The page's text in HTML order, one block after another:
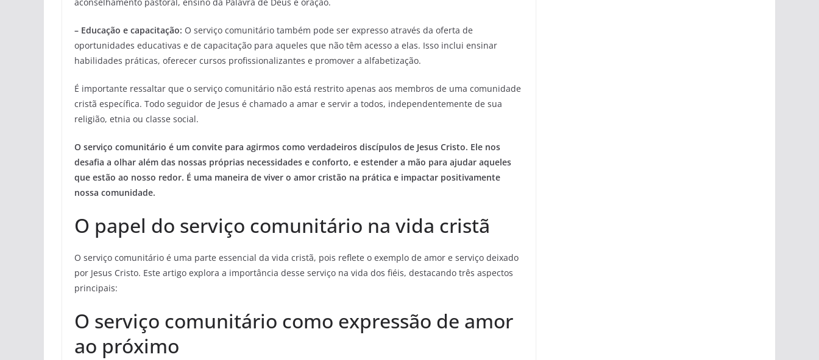
– Educação e capacitação: O serviço comunitário também pode ser expresso através da oferta de
oportunidades educativas e de capacitação para aqueles que não têm acesso a elas. Isso inclui ensinar
habilidades práticas, oferecer cursos profissionalizantes e promover a alfabetização.
É importante ressaltar que o serviço comunitário não está restrito apenas aos membros de uma comunidade
cristã específica. Todo seguidor de Jesus é chamado a amar e servir a todos, independentemente de sua
religião, etnia ou classe social.
O serviço comunitário é um convite para agirmos como verdadeiros discípulos de Jesus Cristo. Ele nos
desafia a olhar além das nossas próprias necessidades e conforto, e estender a mão para ajudar aqueles
que estão ao nosso redor. É uma maneira de viver o amor cristão na prática e impactar positivamente
nossa comunidade.
O papel do serviço comunitário na vida cristã
O serviço comunitário é uma parte essencial da vida cristã, pois reflete o exemplo de amor e serviço deixado
por Jesus Cristo. Este artigo explora a importância desse serviço na vida dos fiéis, destacando três aspectos
principais:
O serviço comunitário como expressão de amor
ao próximo